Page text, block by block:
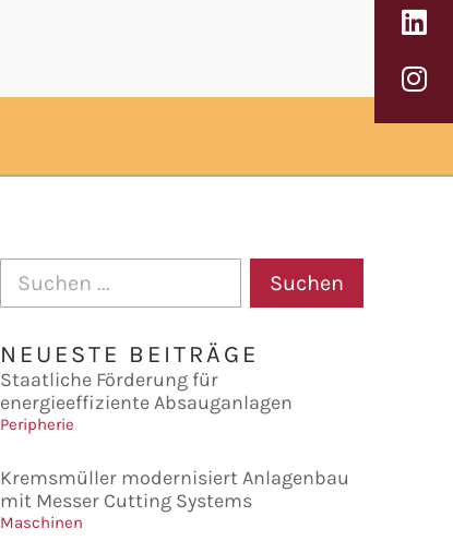
Suchen
NEUESTE BEITRÄGE
Staatliche Förderung für
energieeffiziente Absauganlagen
Peripherie
Kremsmüller modernisiert Anlagenbau
mit Messer Cutting Systems
Maschinen